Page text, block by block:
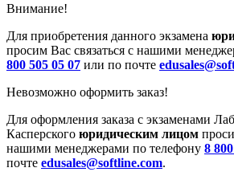
Внимание!
Для приобретения данного экзамена
просим Вас связаться с нашими
800 505 05 07 или по почте
Невозможно оформить заказ!
Для оформления заказа с экзаменами
Касперского юридическим лицом
нашими менеджерами по телефону 8
почте edusales@softline.com.